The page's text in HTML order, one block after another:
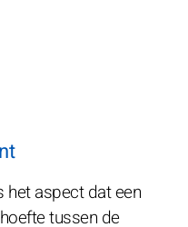
het aspect dat een
tussen de